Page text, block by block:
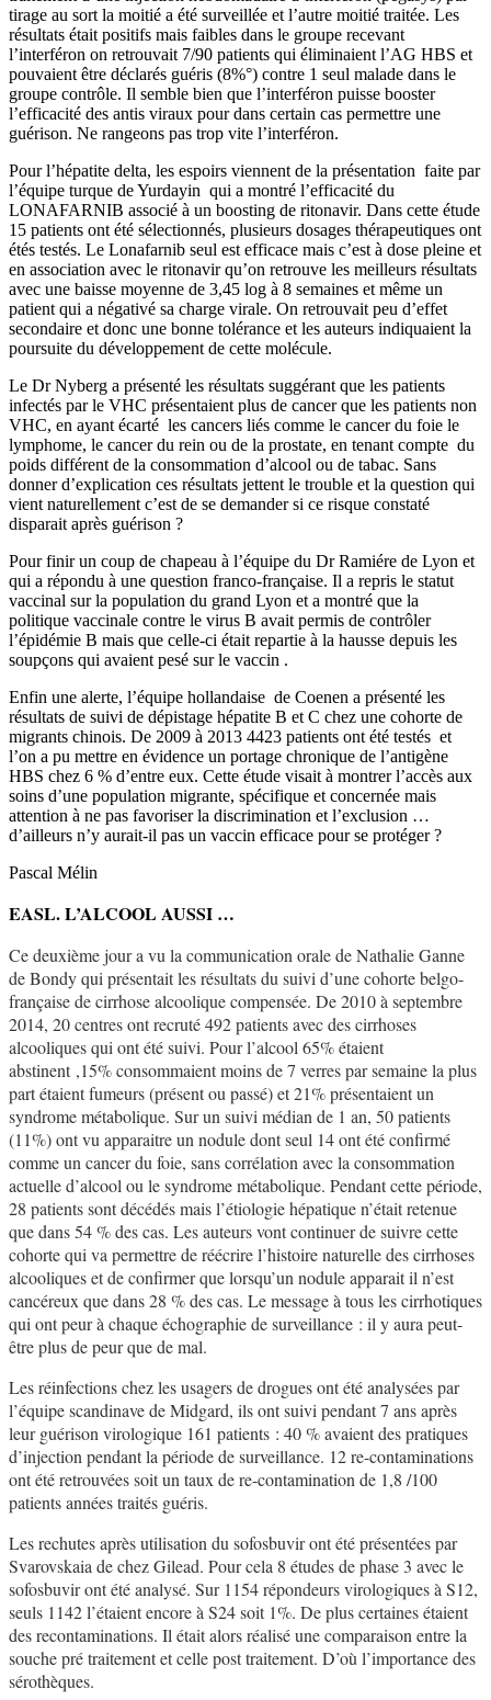
tirage au sort la moitié a été surveillée et l’autre moitié traitée. Les
résultats était positifs mais faibles dans le groupe recevant
l’interféron on retrouvait 7/90 patients qui éliminaient l’AG HBS et
pouvaient être déclarés guéris (8%°) contre 1 seul malade dans le
groupe contrôle. Il semble bien que l’interféron puisse booster
l’efficacité des antis viraux pour dans certain cas permettre une
guérison. Ne rangeons pas trop vite l’interféron.
Pour l’hépatite delta, les espoirs viennent de la présentation faite par
l’équipe turque de Yurdayin qui a montré l’efficacité du
LONAFARNIB associé à un boosting de ritonavir. Dans cette étude
15 patients ont été sélectionnés, plusieurs dosages thérapeutiques ont
étés testés. Le Lonafarnib seul est efficace mais c’est à dose pleine et
en association avec le ritonavir qu’on retrouve les meilleurs résultats
avec une baisse moyenne de 3,45 log à 8 semaines et même un
patient qui a négativé sa charge virale. On retrouvait peu d’effet
secondaire et donc une bonne tolérance et les auteurs indiquaient la
poursuite du développement de cette molécule.
Le Dr Nyberg a présenté les résultats suggérant que les patients
infectés par le VHC présentaient plus de cancer que les patients non
VHC, en ayant écarté les cancers liés comme le cancer du foie le
lymphome, le cancer du rein ou de la prostate, en tenant compte du
poids différent de la consommation d’alcool ou de tabac. Sans
donner d’explication ces résultats jettent le trouble et la question qui
vient naturellement c’est de se demander si ce risque constaté
disparait après guérison ?
Pour finir un coup de chapeau à l’équipe du Dr Ramiére de Lyon et
qui a répondu à une question franco-française. Il a repris le statut
vaccinal sur la population du grand Lyon et a montré que la
politique vaccinale contre le virus B avait permis de contrôler
l’épidémie B mais que celle-ci était repartie à la hausse depuis les
soupçons qui avaient pesé sur le vaccin .
Enfin une alerte, l’équipe hollandaise de Coenen a présenté les
résultats de suivi de dépistage hépatite B et C chez une cohorte de
migrants chinois. De 2009 à 2013 4423 patients ont été testés et
l’on a pu mettre en évidence un portage chronique de l’antigène
HBS chez 6 % d’entre eux. Cette étude visait à montrer l’accès aux
soins d’une population migrante, spécifique et concernée mais
attention à ne pas favoriser la discrimination et l’exclusion …
d’ailleurs n’y aurait-il pas un vaccin efficace pour se protéger ?
Pascal Mélin
EASL. L’ALCOOL AUSSI …
Ce deuxième jour a vu la communication orale de Nathalie Ganne
de Bondy qui présentait les résultats du suivi d’une cohorte belgo-
française de cirrhose alcoolique compensée. De 2010 à septembre
2014, 20 centres ont recruté 492 patients avec des cirrhoses
alcooliques qui ont été suivi. Pour l’alcool 65% étaient
abstinent ,15% consommaient moins de 7 verres par semaine la plus
part étaient fumeurs (présent ou passé) et 21% présentaient un
syndrome métabolique. Sur un suivi médian de 1 an, 50 patients
(11%) ont vu apparaitre un nodule dont seul 14 ont été confirmé
comme un cancer du foie, sans corrélation avec la consommation
actuelle d’alcool ou le syndrome métabolique. Pendant cette période,
28 patients sont décédés mais l’étiologie hépatique n’était retenue
que dans 54 % des cas. Les auteurs vont continuer de suivre cette
cohorte qui va permettre de réécrire l’histoire naturelle des cirrhoses
alcooliques et de confirmer que lorsqu’un nodule apparait il n’est
cancéreux que dans 28 % des cas. Le message à tous les cirrhotiques
qui ont peur à chaque échographie de surveillance : il y aura peut-
être plus de peur que de mal.
Les réinfections chez les usagers de drogues ont été analysées par
l’équipe scandinave de Midgard, ils ont suivi pendant 7 ans après
leur guérison virologique 161 patients : 40 % avaient des pratiques
d’injection pendant la période de surveillance. 12 re-contaminations
ont été retrouvées soit un taux de re-contamination de 1,8 /100
patients années traités guéris.
Les rechutes après utilisation du sofosbuvir ont été présentées par
Svarovskaia de chez Gilead. Pour cela 8 études de phase 3 avec le
sofosbuvir ont été analysé. Sur 1154 répondeurs virologiques à S12,
seuls 1142 l’étaient encore à S24 soit 1%. De plus certaines étaient
des recontaminations. Il était alors réalisé une comparaison entre la
souche pré traitement et celle post traitement. D’où l’importance des
sérothèques.